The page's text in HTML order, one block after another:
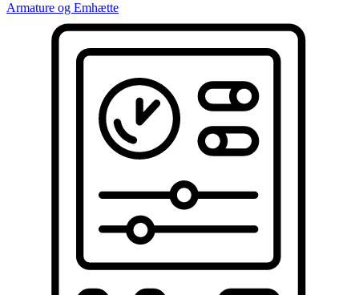
Armature og Emhætte